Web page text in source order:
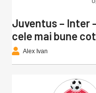
Juventus – Inter
cele mai bune
Alex Ivan